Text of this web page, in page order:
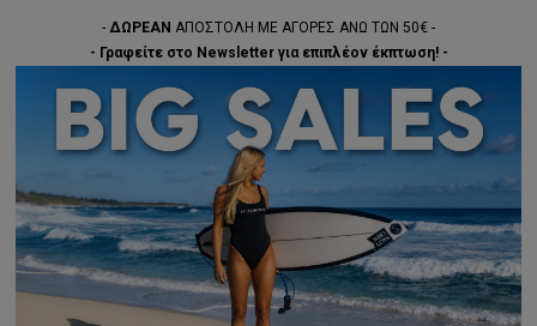
- ΔΩΡΕΑΝ ΑΠΟΣΤΟΛΗ ΜΕ ΑΓΟΡΕΣ ΑΝΩ ΤΩΝ 50€ -
- Γραφείτε στο Newsletter για επιπλέον έκπτωση! -